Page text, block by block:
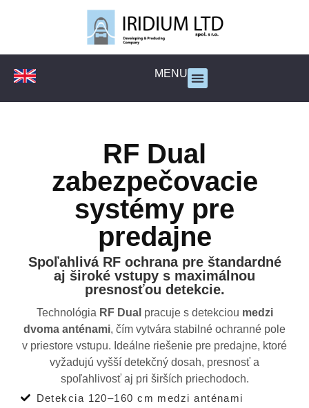
MENU
RF Dual
zabezpečovacie
systémy pre
predajne
Spoľahlivá RF ochrana pre štandardné
aj široké vstupy s maximálnou
presnosťou detekcie.
Technológia RF Dual pracuje s detekciou medzi
dvoma anténami, čím vytvára stabilné ochranné pole
v priestore vstupu. Ideálne riešenie pre predajne, ktoré
vyžadujú vyšší detekčný dosah, presnosť a
spoľahlivosť aj pri širších priechodoch.
Detekcia 120–160 cm medzi anténami